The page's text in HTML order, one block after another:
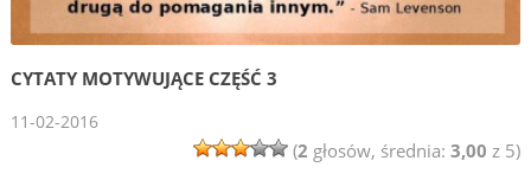
CYTATY MOTYWUJĄCE CZĘŚĆ 3
11-02-2016
(2 głosów, średnia: 3,00 z 5)